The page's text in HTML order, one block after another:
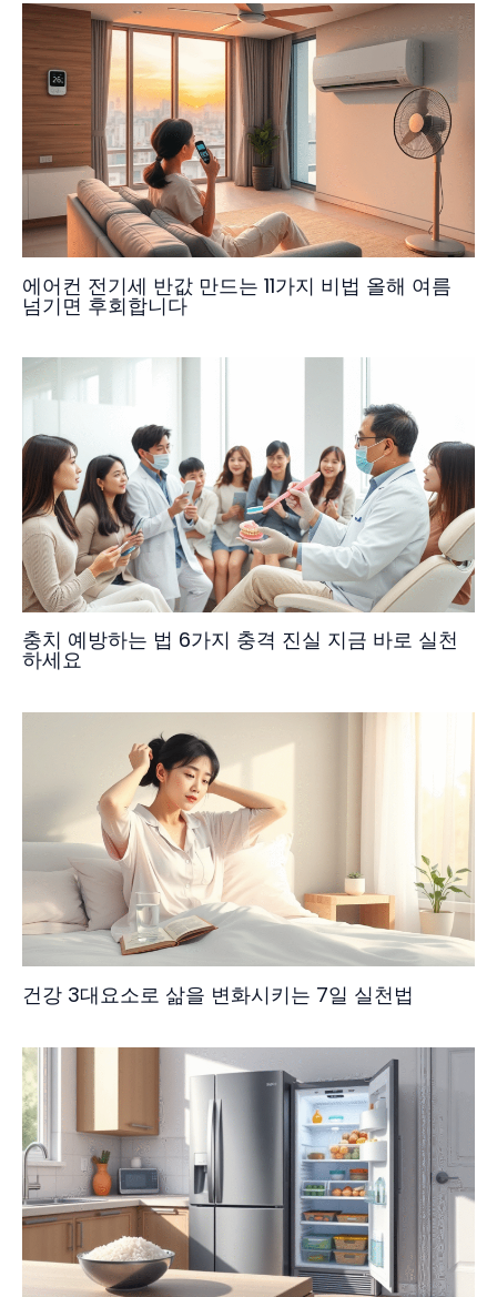
에어컨 전기세 반값 만드는 11가지 비법 올해 여름
넘기면 후회합니다
충치 예방하는 법 6가지 충격 진실 지금 바로 실천
하세요
건강 3대요소로 삶을 변화시키는 7일 실천법